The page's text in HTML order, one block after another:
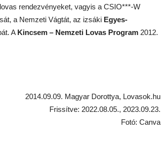
rendezvényeket, vagyis a CSIO***-W
a Nemzeti Vágtát, az izsáki Egyes-
A Kincsem – Nemzeti Lovas Program 2012.
2014.09.09. Magyar Dorottya, Lovasok.hu
Frissítve: 2022.08.05., 2023.09.23.
Fotó: Canva